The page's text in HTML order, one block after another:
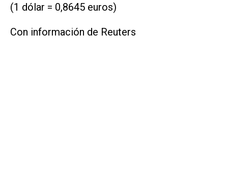
(1 dólar = ​0,8645 euros)
Con información de Reuters